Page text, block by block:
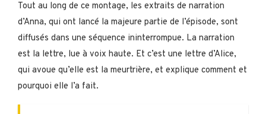
Tout au long de ce montage, les extraits de narration
d’Anna, qui ont lancé la majeure partie de l’épisode, sont
diffusés dans une séquence ininterrompue. La narration
est la lettre, lue à voix haute. Et c’est une lettre d’Alice,
qui avoue qu’elle est la meurtrière, et explique comment et
pourquoi elle l’a fait.